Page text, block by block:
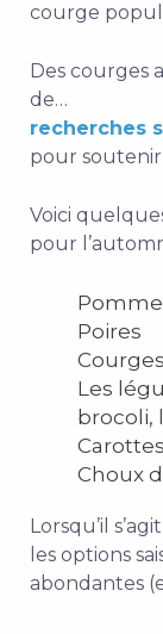
courge
Des courges
de…
recherches
pour soutenir
Voici
pour
Poires
Courges
Les
brocoli,
Carottes
Choux
Lorsqu’il
les options
abondantes